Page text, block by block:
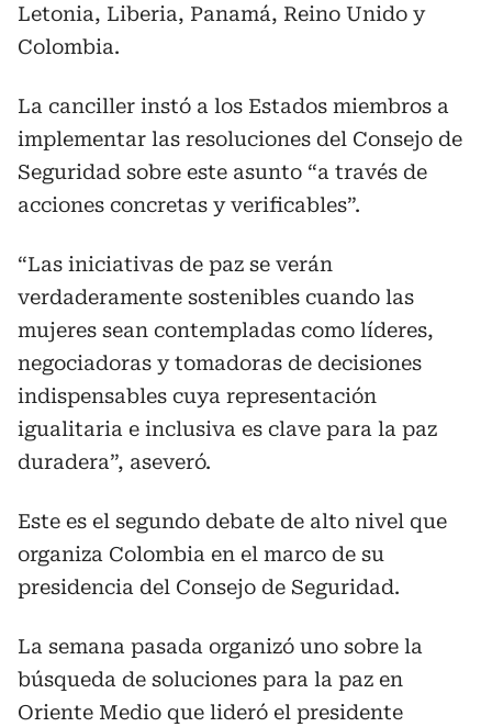
Letonia, Liberia, Panamá, Reino Unido y
Colombia.
La canciller instó a los Estados miembros a
implementar las resoluciones del Consejo de
Seguridad sobre este asunto “a través de
acciones concretas y verificables”.
“Las iniciativas de paz se verán
verdaderamente sostenibles cuando las
mujeres sean contempladas como líderes,
negociadoras y tomadoras de decisiones
indispensables cuya representación
igualitaria e inclusiva es clave para la paz
duradera”, aseveró.
Este es el segundo debate de alto nivel que
organiza Colombia en el marco de su
presidencia del Consejo de Seguridad.
La semana pasada organizó uno sobre la
búsqueda de soluciones para la paz en
Oriente Medio que lideró el presidente